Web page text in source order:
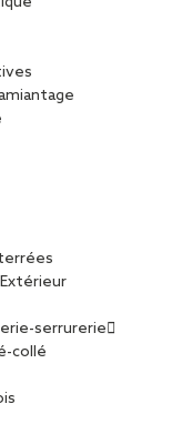
serrurerie
collé